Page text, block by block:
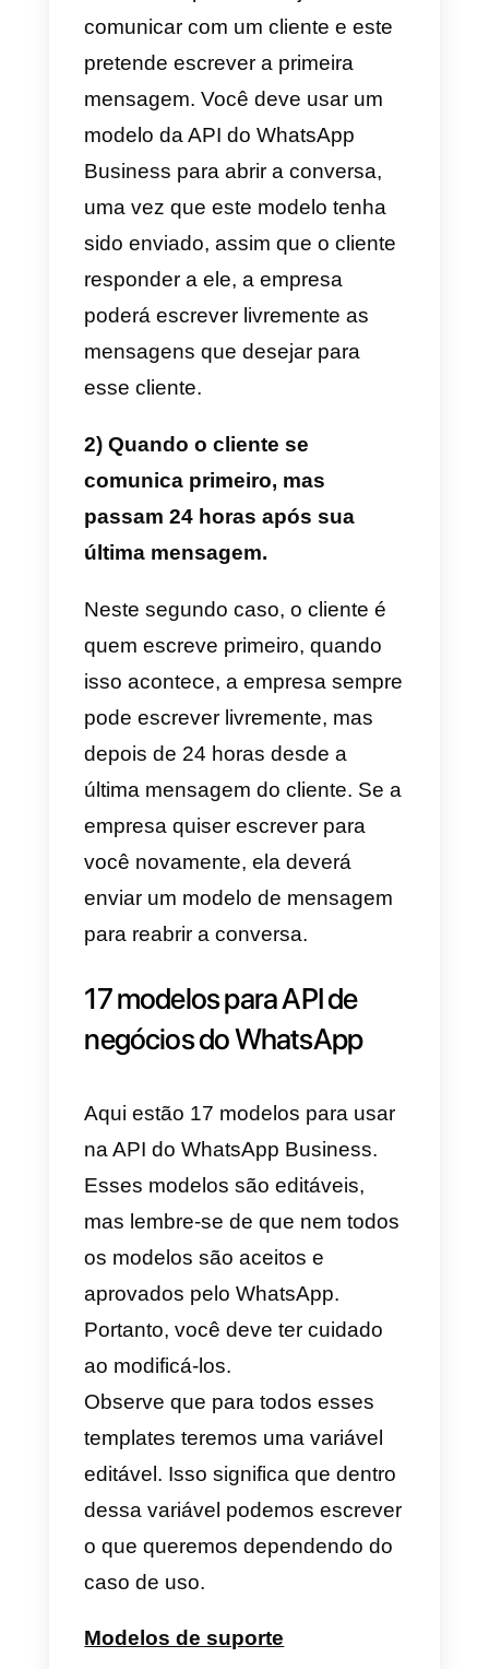
A maneira como osmodelos de
mensagens da API do
WhatsApp Businessfuncionam
é muito simples. Antes de
isso, é muito importante entender
que o WhatsApp tem uma
de comunicação para negócios
que explicaremos a seguir:
Whatsapp não permite que as
empresas falem livremente com
seus clientes, isso é feito com a
ideia de evitar spam das
empresas para os clientes. É por
isso que existem modelos de
mensagens. Em poucas
palavras, esses templates são
usados ​​para que uma empresa
possa iniciar uma conversa no
WhatsApp com seu cliente, cabe
ressaltar que o template deve ser
O modo de operação é simples e
explicaremos para que você
possa entender melhor como
esses modelos funcionam:
1) Quando a empresa quer se
comunicar com o cliente.
Se uma empresa deseja
comunicar com um cliente e este
pretende escrever a primeira
mensagem. Você deve usar um
modelo da API do WhatsApp
uma vez que este modelo tenha